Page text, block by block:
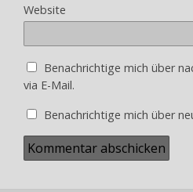
Website
Benachrichtige mich über
via E-Mail.
Benachrichtige mich über